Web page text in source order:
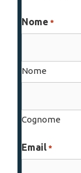
Nome *
Nome
Cognome
Email *